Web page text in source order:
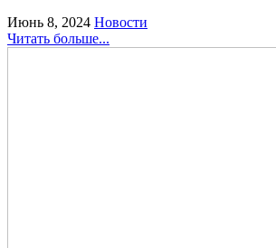
Июнь 8, 2024 Новости
Читать больше...